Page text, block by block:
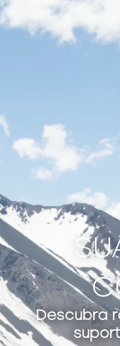
Descubra